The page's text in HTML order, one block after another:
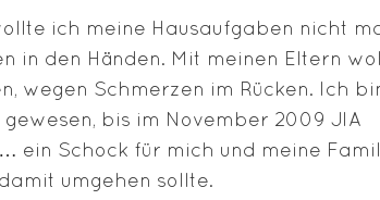
ich meine Hausaufgaben nicht
in den Händen. Mit meinen Eltern
wegen Schmerzen im Rücken. Ich
bis im November 2009 JIA
ein Schock für mich und meine
umgehen sollte.